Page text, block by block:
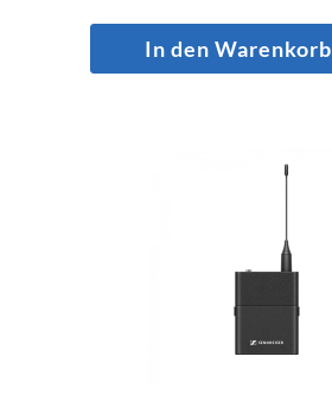
In den Warenkorb